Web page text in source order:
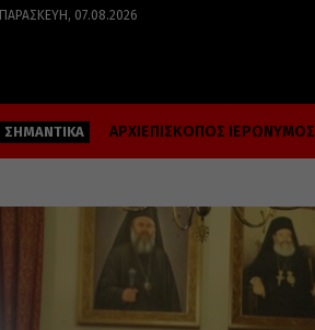
ΠΑΡΑΣΚΕΥΉ, 07.08.2026
ΣΗΜΑΝΤΙΚΑ ΑΡΧΙΕΠΙΣΚΟΠΟΣ ΙΕΡΩΝΥΜΟΣ